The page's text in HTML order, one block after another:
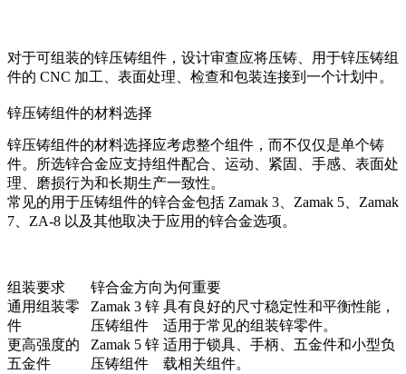
对于可组装的锌压铸组件，设计审查应将压铸、
用于锌压铸组
件的 CNC 加工 、表面处理、检查和包装连接到一个计划中。
锌压铸组件的材料选择
锌压铸组件的材料选择应考虑整个组件，而不仅仅是单个铸
件。所选锌合金应支持组件配合、运动、紧固、手感、表面处
理、磨损行为和长期生产一致性。
常见的用于压铸组件的锌合金包括 Zamak 3、Zamak 5、Zamak
7、ZA-8 以及其他取决于应用的锌合金选项。
组装要求 锌合金方向为何重要
通用组装零
件
Zamak 3 锌
压铸组件
具有良好的尺寸稳定性和平衡性能，
适用于常见的组装锌零件。
更高强度的
五金件
Zamak 5 锌
压铸组件
适用于锁具、手柄、五金件和小型负
载相关组件。